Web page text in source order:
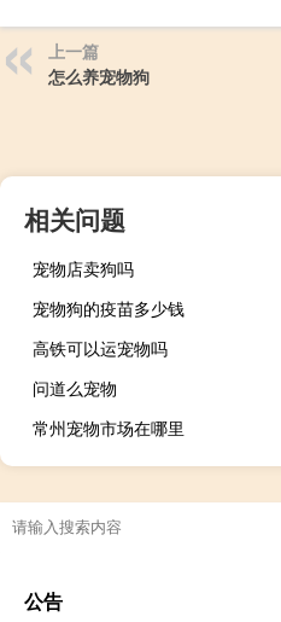
上一篇
怎么养宠物狗
相关问题
宠物店卖狗吗
宠物狗的疫苗多少钱
高铁可以运宠物吗
问道么宠物
常州宠物市场在哪里
公告